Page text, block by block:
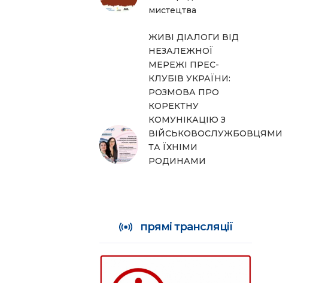
мистецтва
ЖИВІ ДІАЛОГИ ВІД
НЕЗАЛЕЖНОЇ
МЕРЕЖІ ПРЕС-
КЛУБІВ УКРАЇНИ:
РОЗМОВА ПРО
КОРЕКТНУ
КОМУНІКАЦІЮ З
ВІЙСЬКОВОСЛУЖБОВЦЯМИ
ТА ЇХНІМИ
РОДИНАМИ
прямі трансляції